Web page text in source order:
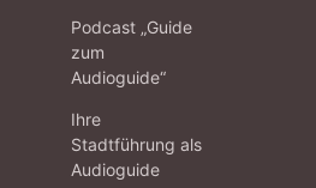
Podcast „Guide
zum
Audioguide“
Ihre
Stadtführung als
Audioguide